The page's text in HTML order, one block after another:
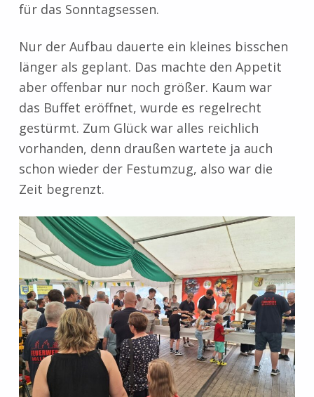
für das Sonntagsessen.
Nur der Aufbau dauerte ein kleines bisschen
länger als geplant. Das machte den Appetit
aber offenbar nur noch größer. Kaum war
das Buffet eröffnet, wurde es regelrecht
gestürmt. Zum Glück war alles reichlich
vorhanden, denn draußen wartete ja auch
schon wieder der Festumzug, also war die
Zeit begrenzt.